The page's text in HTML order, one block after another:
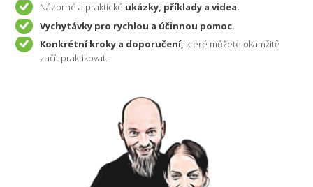
Názorné a praktické ukázky, příklady a videa.
Vychytávky pro rychlou a účinnou pomoc.
Konkrétní kroky a doporučení, které můžete okamžitě
začít praktikovat.